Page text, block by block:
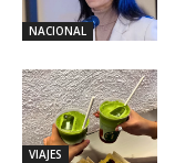
NACIONAL
VIAJES